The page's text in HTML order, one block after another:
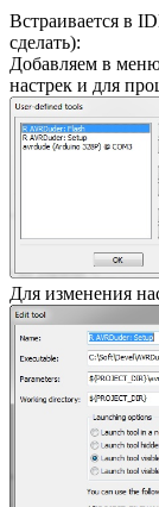
Встраивается в
сделать):
Добавляем в
настрек и для
Для изменения